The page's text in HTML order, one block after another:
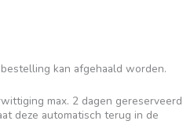
kan afgehaald worden.
max. 2 dagen gereserveerd
deze automatisch terug in de